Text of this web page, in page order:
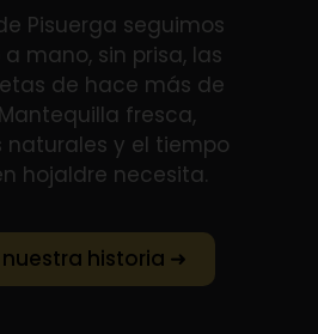
Pisuerga seguimos
mano, sin prisa, las
de hace más de
fresca,
naturales y el tiempo
hojaldre necesita.
historia ➜